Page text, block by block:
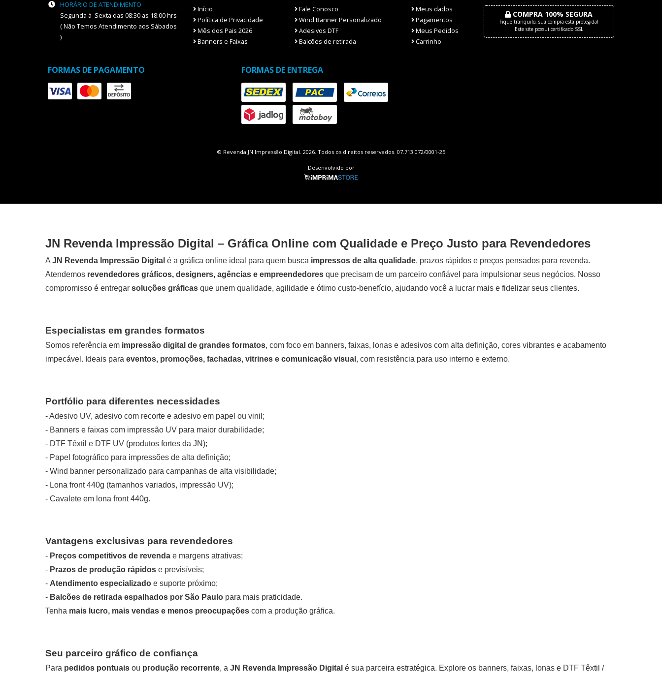
HORÁRIO DE ATENDIMENTO
Segunda à Sexta das 08:30 as 18:00 hrs
( Não Temos Atendimento aos Sábados
)
Início
Fale Conosco
Política de Privacidade
Wind Banner Personalizado
Mês dos Pais 2026
Adesivos DTF
Banners e Faixas
Balcões de retirada
Meus dados
Pagamentos
Meus Pedidos
Carrinho
COMPRA 100% SEGURA
Fique tranquilo, sua compra está protegida!
Este site possui certificado SSL
FORMAS DE PAGAMENTO FORMAS DE ENTREGA
© Revenda JN Impressão Digital. 2026. Todos os direitos reservados. 07.713.072/0001-25
Desenvolvido por
JN Revenda Impressão Digital – Gráfica Online com Qualidade e Preço Justo para Revendedores
A JN Revenda Impressão Digital é a gráfica online ideal para quem busca impressos de alta qualidade, prazos rápidos e preços pensados para revenda.
Atendemos revendedores gráficos, designers, agências e empreendedores que precisam de um parceiro confiável para impulsionar seus negócios. Nosso
compromisso é entregar soluções gráficas que unem qualidade, agilidade e ótimo custo-benefício, ajudando você a lucrar mais e fidelizar seus clientes.
Especialistas em grandes formatos
Somos referência em impressão digital de grandes formatos, com foco em banners, faixas, lonas e adesivos com alta definição, cores vibrantes e acabamento
impecável. Ideais para eventos, promoções, fachadas, vitrines e comunicação visual , com resistência para uso interno e externo.
Portfólio para diferentes necessidades
- Adesivo UV, adesivo com recorte e adesivo em papel ou vinil;
- Banners e faixas com impressão UV para maior durabilidade;
- DTF Têxtil e DTF UV (produtos fortes da JN);
- Papel fotográfico para impressões de alta definição;
- Wind banner personalizado para campanhas de alta visibilidade;
- Lona front 440g (tamanhos variados, impressão UV);
- Cavalete em lona front 440g.
Vantagens exclusivas para revendedores
- Preços competitivos de revenda e margens atrativas;
- Prazos de produção rápidos e previsíveis;
- Atendimento especializado e suporte próximo;
- Balcões de retirada espalhados por São Paulo para mais praticidade.
Tenha mais lucro, mais vendas e menos preocupações com a produção gráfica.
Seu parceiro gráfico de confiança
Para pedidos pontuais ou produção recorrente, a JN Revenda Impressão Digital é sua parceira estratégica. Explore os banners, faixas, lonas e DTF Têxtil /